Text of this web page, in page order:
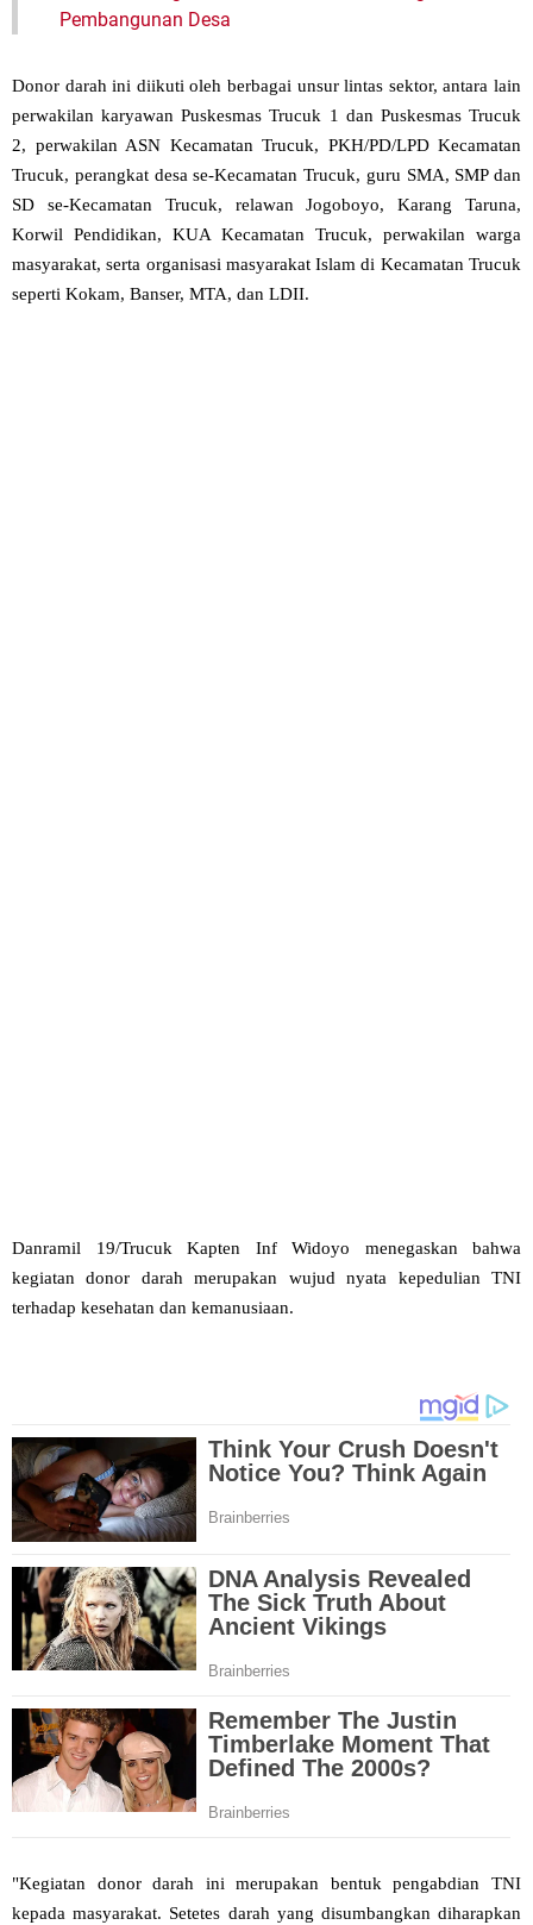
Pembangunan Desa
Donor darah ini diikuti oleh berbagai unsur lintas sektor, antara lain
perwakilan karyawan Puskesmas Trucuk 1 dan Puskesmas Trucuk
2, perwakilan ASN Kecamatan Trucuk, PKH/PD/LPD Kecamatan
Trucuk, perangkat desa se-Kecamatan Trucuk, guru SMA, SMP dan
SD se-Kecamatan Trucuk, relawan Jogoboyo, Karang Taruna,
Korwil Pendidikan, KUA Kecamatan Trucuk, perwakilan warga
masyarakat, serta organisasi masyarakat Islam di Kecamatan Trucuk
seperti Kokam, Banser, MTA, dan LDII.
Danramil 19/Trucuk Kapten Inf Widoyo menegaskan bahwa
kegiatan donor darah merupakan wujud nyata kepedulian TNI
terhadap kesehatan dan kemanusiaan.
"Kegiatan donor darah ini merupakan bentuk pengabdian TNI
kepada masyarakat. Setetes darah yang disumbangkan diharapkan